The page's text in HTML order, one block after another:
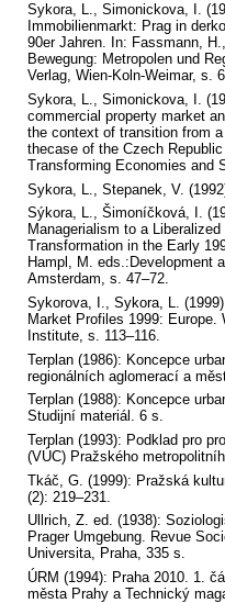
Sykora, L., Simonickova, I.
Immobilienmarkt: Prag in
90er Jahren. In: Fassmann,
Bewegung: Metropolen und
Verlag, Wien-Koln-Weimar, s.
Sykora, L., Simonickova, I.
commercial property market
the context of transition from
thecase of the Czech
Transforming Economies and
Sykora, L., Stepanek, V.
Sýkora, L., Šimoníčková, I.
Managerialism to a
Transformation in the Early
Hampl, M. eds.:Development
Amsterdam, s. 47–72.
Sykorova, I., Sykora, L.
Market Profiles 1999: Europe.
Institute, s. 113–116.
Terplan (1986): Koncepce
regionálních aglomerací a
Terplan (1988): Koncepce
Studijní materiál. 6 s.
Terplan (1993): Podklad pro
(VÚC) Pražského
Tkáč, G. (1999): Pražská
(2): 219–231.
Ullrich, Z. ed. (1938):
Prager Umgebung. Revue
Universita, Praha, 335 s.
ÚRM (1994): Praha 2010. 1.
města Prahy a Technický